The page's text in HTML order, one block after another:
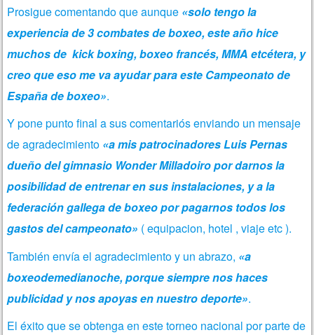
Prosigue comentando que aunque «solo tengo la
experiencia de 3 combates de boxeo, este año hice
muchos de kick boxing, boxeo francés, MMA etcétera, y
creo que eso me va ayudar para este Campeonato de
España de boxeo».
Y pone punto final a sus comentariós enviando un mensaje
de agradecimiento «a mis patrocinadores Luis Pernas
dueño del gimnasio Wonder Milladoiro por darnos la
posibilidad de entrenar en sus instalaciones, y a la
federación gallega de boxeo por pagarnos todos los
gastos del campeonato» ( equipacion, hotel , viaje etc ).
También envíael agradecimiento y un abrazo, «a
boxeodemedianoche, porque siempre nos haces
publicidad y nos apoyas en nuestro deporte».
El éxito que se obtenga en este torneo nacional por parte de